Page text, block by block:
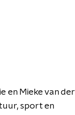
en Mieke van der
sport en